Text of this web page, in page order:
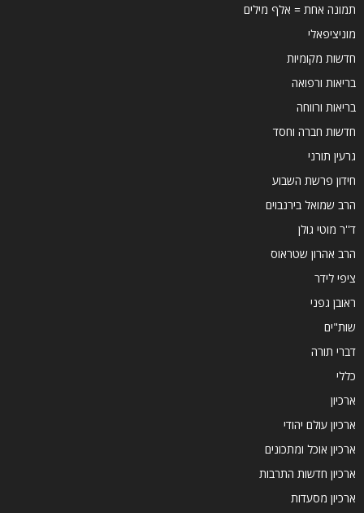
תמונה אחת = אלף מילים
מוניציפאלי
חדשות מקומיות
בריאות ורפואה
בריאות ורווחה
חדשות חברה וחסד
גרעין תורני
חידון פרשת השבוע
הרב שמואל בירנבוים
ד''ר מוטי גולן
הרב אהרון שטראוס
ציפי לידר
ראובן גפני
שות"ים
דברי תורה
כללי
ארכיון
ארכיון עולם יהודי
ארכיון אוכל ומתכונים
ארכיון חדשות התרבות
ארכיון מסעדות